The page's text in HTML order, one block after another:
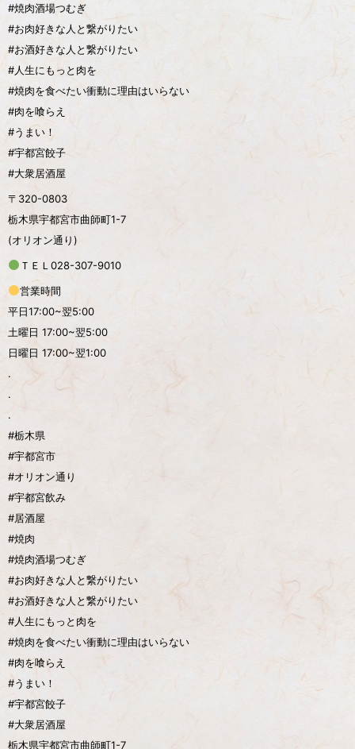
#焼肉酒場つむぎ
#お肉好きな人と繋がりたい
#お酒好きな人と繋がりたい
#人生にもっと肉を
#焼肉を食べたい衝動に理由はいらない
#肉を喰らえ
#うまい！
#宇都宮餃子
#大衆居酒屋
〒320-0803
栃木県宇都宮市曲師町1-7
(オリオン通り)
ＴＥＬ028-307-9010
営業時間
平日17:00~翌5:00
土曜日 17:00~翌5:00
日曜日 17:00~翌1:00
.
.
.
#栃木県
#宇都宮市
#オリオン通り
#宇都宮飲み
#居酒屋
#焼肉
#焼肉酒場つむぎ
#お肉好きな人と繋がりたい
#お酒好きな人と繋がりたい
#人生にもっと肉を
#焼肉を食べたい衝動に理由はいらない
#肉を喰らえ
#うまい！
#宇都宮餃子
#大衆居酒屋
栃木県宇都宮市曲師町1-7